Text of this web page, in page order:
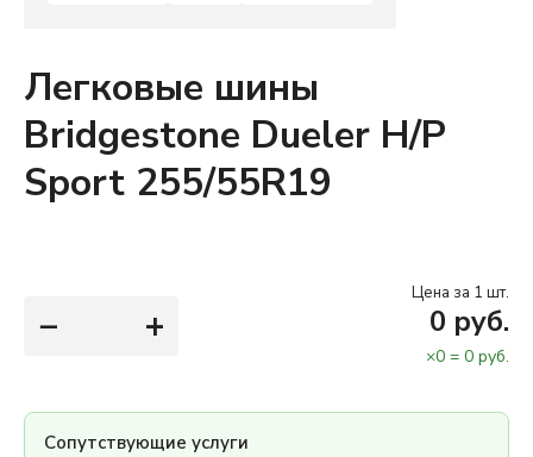
Легковые шины
Bridgestone Dueler H/P
Sport 255/55R19
− +
Цена за 1 шт.
0 руб.
×0 = 0 руб.
Сопутствующие услуги